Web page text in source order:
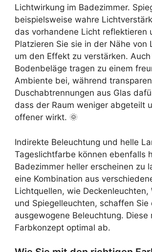
Lichtwirkung im Badezimmer.
beispielsweise wahre
das vorhandene Licht reflektieren
Platzieren Sie sie in der Nähe von
um den Effekt zu verstärken. Auch
Bodenbeläge tragen zu einem
Ambiente bei, während
Duschabtrennungen aus Glas
dass der Raum weniger abgeteilt
offener wirkt. 🌞
Indirekte Beleuchtung und helle
Tageslichtfarbe können ebenfalls
Badezimmer heller erscheinen zu
eine Kombination aus
Lichtquellen, wie Deckenleuchten,
und Spiegelleuchten, schaffen Sie
ausgewogene Beleuchtung. Diese
Farbkonzept optimal ab.